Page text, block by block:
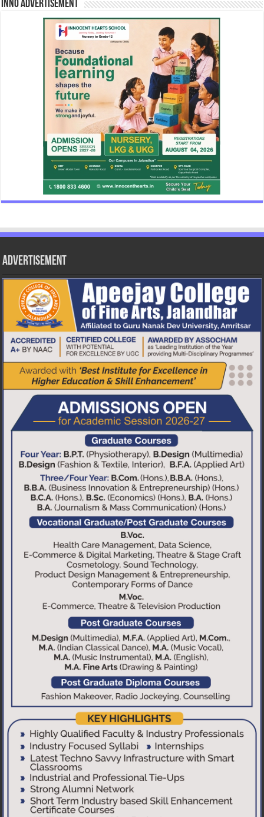
INNO Advertisement
Advertisement